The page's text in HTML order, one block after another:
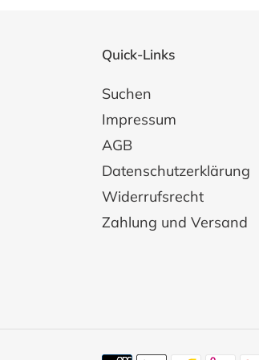
Quick-Links
Suchen
Impressum
AGB
Datenschutzerklärung
Widerrufsrecht
Zahlung und Versand